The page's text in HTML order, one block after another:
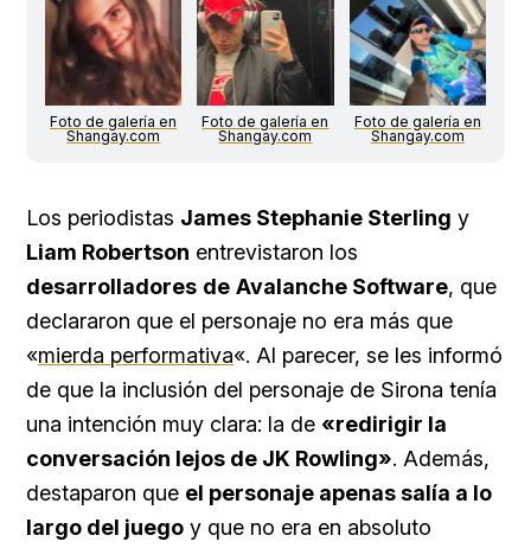
Foto de galería en
Shangay.com
Foto de galería en
Shangay.com
Foto de galería en
Shangay.com
Los periodistas James Stephanie Sterling y
Liam Robertson entrevistaron los
desarrolladores de Avalanche Software, que
declararon que el personaje no era más que
«mierda performativa«. Al parecer, se les informó
de que la inclusión del personaje de Sirona tenía
una intención muy clara: la de «redirigir la
conversación lejos de JK Rowling». Además,
destaparon que el personaje apenas salía a lo
largo del juego y que no era en absoluto